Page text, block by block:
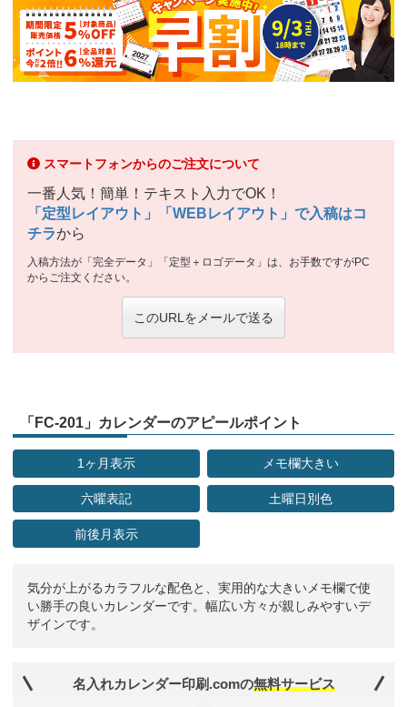
スマートフォンからのご注文について
一番人気！簡単！テキスト入力でOK！
「定型レイアウト」「WEBレイアウト」で入稿はコ
チラから
入稿方法が「完全データ」「定型＋ロゴデータ」は、お手数ですがPC
からご注文ください。
このURLをメールで送る
「FC-201」カレンダーのアピールポイント
1ヶ月表示 メモ欄大きい
六曜表記 土曜日別色
前後月表示
気分が上がるカラフルな配色と、実用的な大きいメモ欄で使
い勝手の良いカレンダーです。幅広い方々が親しみやすいデ
ザインです。
名入れカレンダー印刷.comの無料サービス